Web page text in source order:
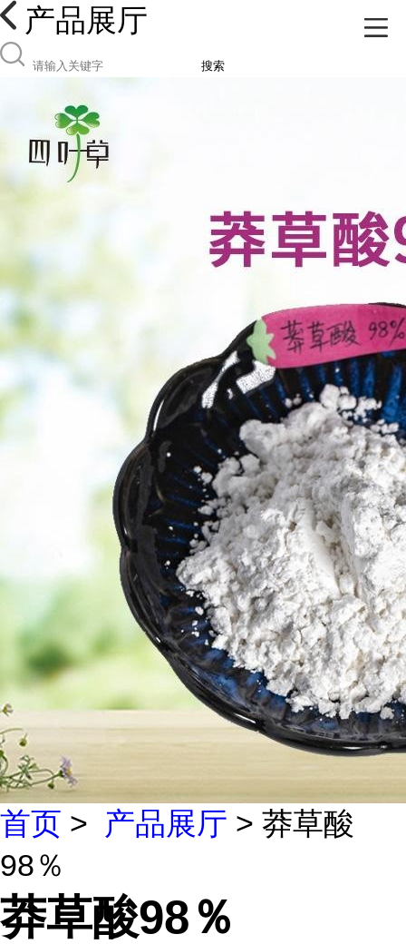
产品展厅
搜索
首页 > 产品展厅 > 莽草酸
98％
莽草酸98％